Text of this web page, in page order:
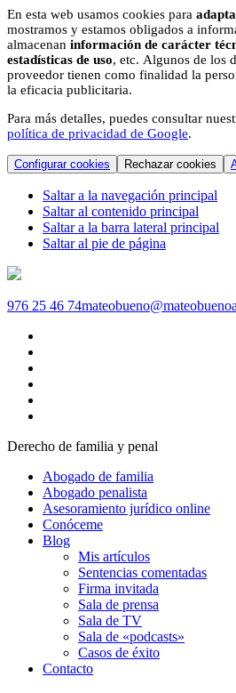
En esta web usamos cookies para
mostramos y estamos obligados a
almacenan información de carácter
estadísticas de uso, etc. Algunos de los
proveedor tienen como finalidad la
la eficacia publicitaria.
Para más detalles, puedes consultar
política de privacidad de Google.
Configurar cookies Rechazar cookies
Saltar a la navegación principal
Saltar al contenido principal
Saltar a la barra lateral principal
Saltar al pie de página
976 25 46 74
Derecho de familia y penal
Abogado de familia
Abogado penalista
Asesoramiento jurídico online
Conóceme
Blog
Mis artículos
Sentencias comentadas
Firma invitada
Sala de prensa
Sala de TV
Sala de «podcasts»
Casos de éxito
Contacto